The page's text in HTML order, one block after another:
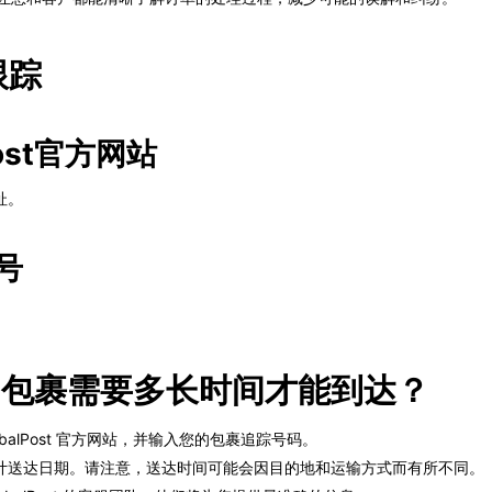
踪
官方网站
裹需要多长时间才能到达？
官方网站，并输入您的包裹追踪号码。
达日期。请注意，送达时间可能会因目的地和运输方式而有所不同。